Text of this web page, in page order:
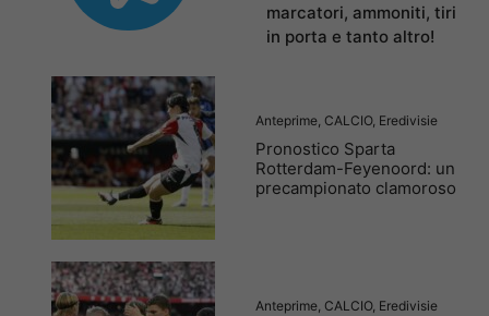
marcatori, ammoniti, tiri
in porta e tanto altro!
Anteprime, CALCIO, Eredivisie
Pronostico Sparta
Rotterdam-Feyenoord: un
precampionato clamoroso
Anteprime, CALCIO, Eredivisie